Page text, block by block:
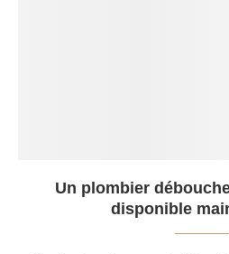
Un plombier
disponible